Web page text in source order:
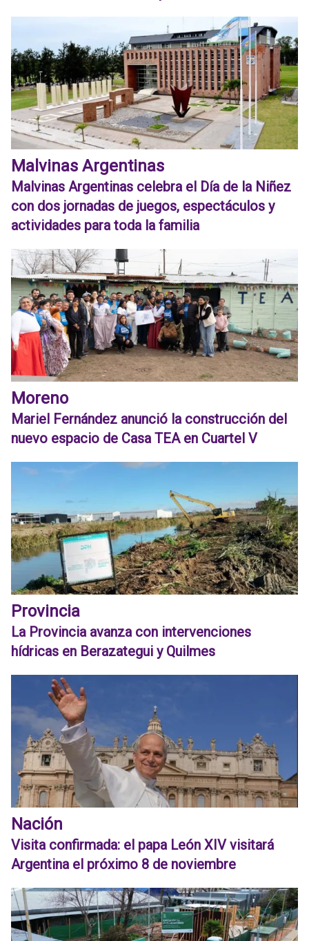
Malvinas Argentinas
Malvinas Argentinas celebra el Día de la Niñez
con dos jornadas de juegos, espectáculos y
actividades para toda la familia
Moreno
Mariel Fernández anunció la construcción del
nuevo espacio de Casa TEA en Cuartel V
Provincia
La Provincia avanza con intervenciones
hídricas en Berazategui y Quilmes
Nación
Visita confirmada: el papa León XIV visitará
Argentina el próximo 8 de noviembre